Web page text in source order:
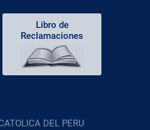
Libro de
Reclamaciones
DEL PERU